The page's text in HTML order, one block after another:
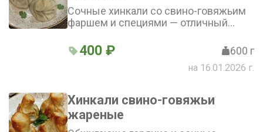
Сочные хинкали со свино-говяжьим
фаршем и специями — отличный
тесто и ароматная кинза создают
идеальное сочетание с пряным
мясом. Порадуйте себя и близких
400 ₽ 600 г
на 16.01.2026 г.
Хинкали свино-говяжьи
жареные